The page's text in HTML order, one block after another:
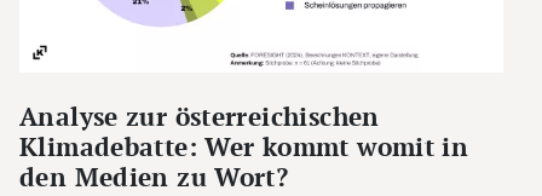
Analyse zur österreichischen
Klimadebatte: Wer kommt womit in
den Medien zu Wort?